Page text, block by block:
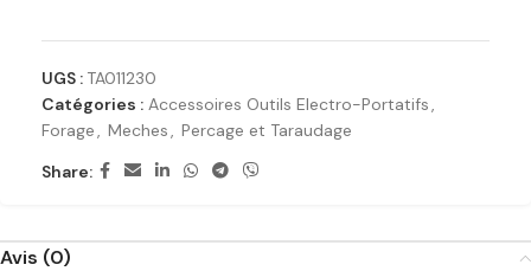
UGS : TA011230
Catégories : Accessoires Outils Electro-Portatifs,
Forage, Meches, Percage et Taraudage
Share:
Avis (0)